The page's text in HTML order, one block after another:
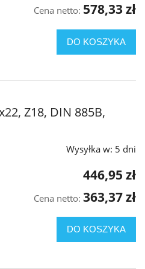
Cena netto: 578,33 zł
DO KOSZYKA
Z18, DIN 885B,
Wysyłka w: 5 dni
446,95 zł
Cena netto: 363,37 zł
DO KOSZYKA